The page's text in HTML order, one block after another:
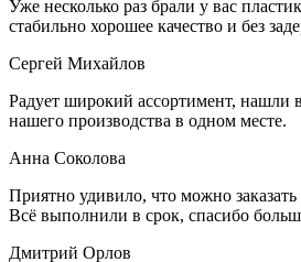
Уже несколько раз брали у вас
стабильно хорошее качество и без
Сергей Михайлов
Радует широкий ассортимент, нашли
нашего производства в одном месте.
Анна Соколова
Приятно удивило, что можно
Всё выполнили в срок, спасибо
Дмитрий Орлов